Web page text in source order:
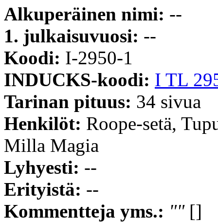
Alkuperäinen nimi: --
1. julkaisuvuosi: --
Koodi: I-2950-1
INDUCKS-koodi: I TL
Tarinan pituus: 34 sivua
Henkilöt: Roope-setä,
Milla Magia
Lyhyesti: --
Erityistä: --
Kommentteja yms.: ""[]